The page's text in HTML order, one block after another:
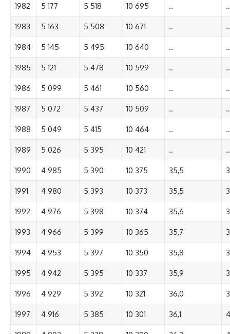
1982 5 177 5 518 10 695 .. ..
1983 5 163 5 508 10 671 .. ..
1984 5 145 5 495 10 640 .. ..
1985 5 121 5 478 10 599 .. ..
1986 5 099 5 461 10 560 .. ..
1987 5 072 5 437 10 509 .. ..
1988 5 049 5 415 10 464 .. ..
1989 5 026 5 395 10 421 .. ..
1990 4 985 5 390 10 375 35,5
1991 4 980 5 393 10 373 35,5
1992 4 976 5 398 10 374 35,6
1993 4 966 5 399 10 365 35,7
1994 4 953 5 397 10 350 35,8
1995 4 942 5 395 10 337 35,9
1996 4 929 5 392 10 321 36,0
1997 4 916 5 385 10 301 36,1